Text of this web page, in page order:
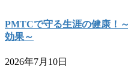
PMTCで守る生涯の健康！
効果～
2026年7月10日